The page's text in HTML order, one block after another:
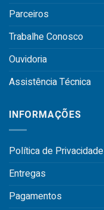
Parceiros
Trabalhe Conosco
Ouvidoria
Assistência Técnica
INFORMAÇÕES
Política de Privacidade
Entregas
Pagamentos